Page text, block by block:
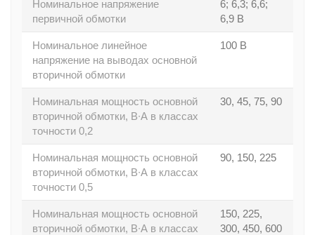
Номинальное напряжение
первичной обмотки
6; 6,3; 6,6;
6,9 В
Номинальное линейное
напряжение на выводах основной
вторичной обмотки
100 В
Номинальная мощность основной
вторичной обмотки, В∙А в классах
точности 0,2
30, 45, 75, 90
Номинальная мощность основной
вторичной обмотки, В∙А в классах
точности 0,5
90, 150, 225
Номинальная мощность основной
вторичной обмотки, В∙А в классах
150, 225,
300, 450, 600